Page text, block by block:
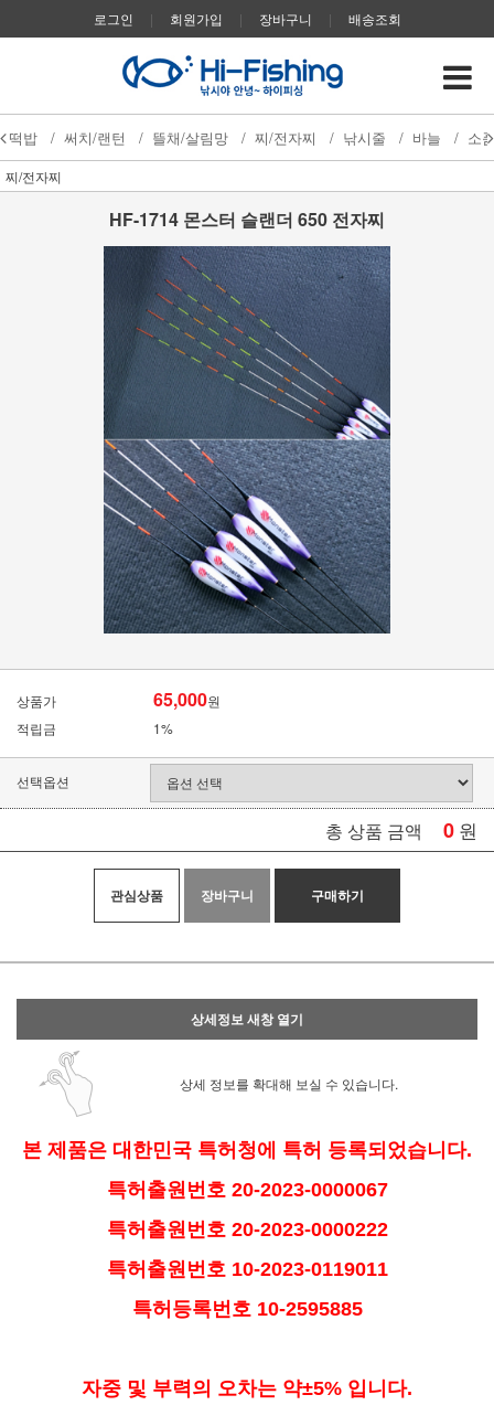
로그인 | 회원가입 | 장바구니 | 배송조회
떡밥 / 써치/랜턴 / 뜰채/살림망 / 찌/전자찌 / 낚시줄 / 바늘 / 소
찌/전자찌
HF-1714 몬스터 슬랜더 650 전자찌
상품가 65,000원
적립금
1%
선택옵션
총 상품 금액 0 원
관심상품 장바구니 구매하기
상세정보 새창 열기
상세 정보를 확대해 보실 수 있습니다.
본 제품은 대한민국 특허청에 특허 등록되었습니다.
특허출원번호 20-2023-0000067
특허출원번호 20-2023-0000222
특허출원번호 10-2023-0119011
특허등록번호 10-2595885
자중 및 부력의 오차는 약±5% 입니다.